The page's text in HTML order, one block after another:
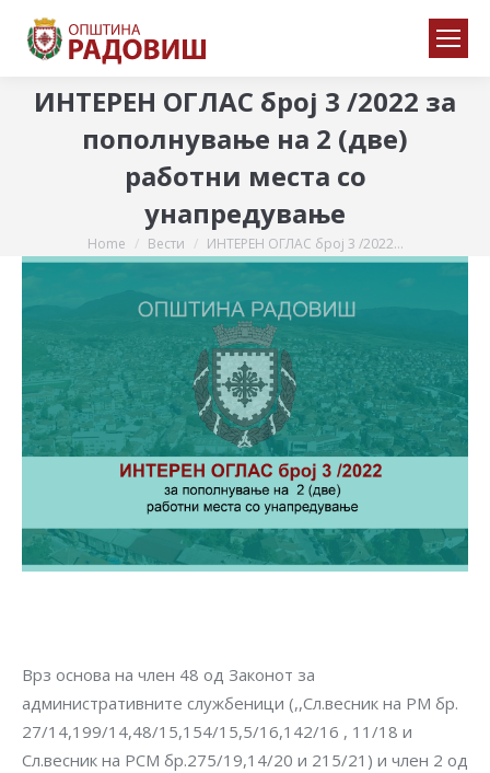
ИНТЕРЕН ОГЛАС број 3 /2022 за
пополнување на 2 (две)
работни места со
унапредување
You are here:
Home Вести ИНТЕРЕН ОГЛАС број 3 /2022…
Врз основа на член 48 од Законот за
административните службеници (,,Сл.весник на РМ бр.
27/14,199/14,48/15,154/15,5/16,142/16 , 11/18 и
Сл.весник на РСМ бр.275/19,14/20 и 215/21) и член 2 од